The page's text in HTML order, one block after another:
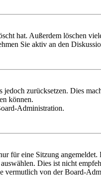
hat. Außerdem löschen
Sie aktiv an den
zurücksetzen. Dies
können.
Administration.
für eine Sitzung
Dies ist nicht
vermutlich von der Board-